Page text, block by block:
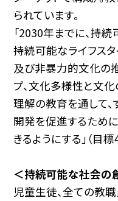
られています。
「2030年までに、持
持続可能なライフスタ
及び非暴力的文化の
プ、文化多様性と文
理解の教育を通して
開発を促進するため
きるようにする」（目標
＜持続可能な社会の
児童生徒、全ての教